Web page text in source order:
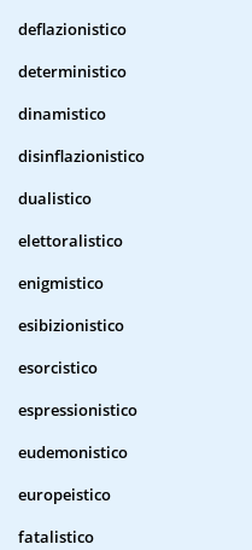
deflazionistico
deterministico
dinamistico
disinflazionistico
dualistico
elettoralistico
enigmistico
esibizionistico
esorcistico
espressionistico
eudemonistico
europeistico
fatalistico